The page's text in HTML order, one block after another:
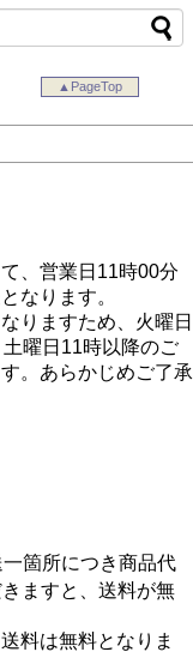
▲PageTop
、営業日11時00分
なります。
りますため、火曜日
曜日11時以降のご
。あらかじめご了承
箇所につき商品代
ますと、送料が無
料は無料となりま